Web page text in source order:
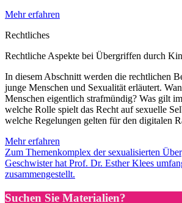
Mehr erfahren
Rechtliches
Rechtliche Aspekte bei Übergriffen durch
In diesem Abschnitt werden die rechtlichen
junge Menschen und Sexualität erläutert.
Menschen eigentlich strafmündig? Was gilt
welche Rolle spielt das Recht auf sexuelle
welche Regelungen gelten für den digitalen
Mehr erfahren
Zum Themenkomplex der sexualisierten
Geschwister hat Prof. Dr. Esther Klees
zusammengestellt.
Suchen Sie Materialien?